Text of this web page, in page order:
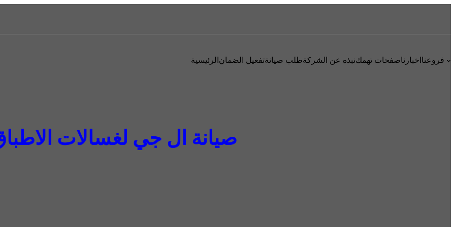
الرئيسيةتفعيل الضمانطلب صيانةنبذه عن الشركةصفحات تهمكاخبارنافروعنا
صيانة ال جي لغسالات